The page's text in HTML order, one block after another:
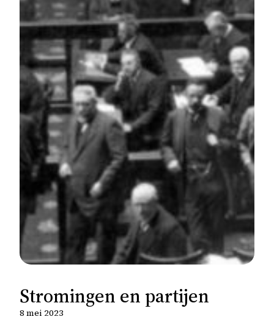
Stromingen en partijen
8 mei 2023